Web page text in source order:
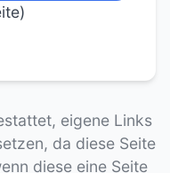
eigene Links
da diese Seite
diese eine Seite